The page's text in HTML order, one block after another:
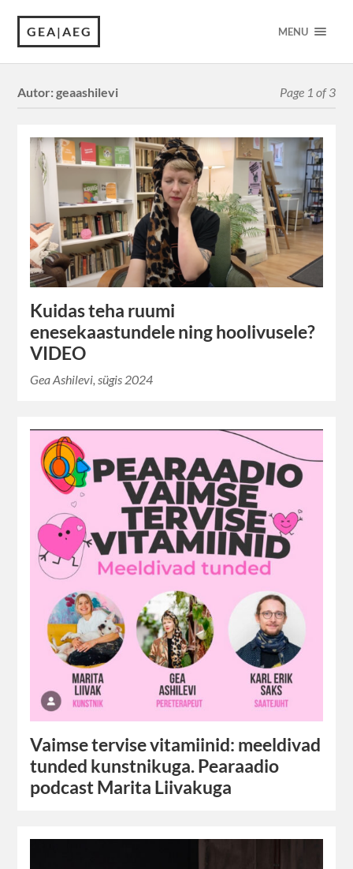
GEA|AEG MENU
Autor:geaashilevi Page 1 of 3
Kuidas teha ruumi
enesekaastundele ning hoolivusele?
VIDEO
Gea Ashilevi, sügis 2024
Vaimse tervise vitamiinid: meeldivad
tunded kunstnikuga. Pearaadio
podcast Marita Liivakuga